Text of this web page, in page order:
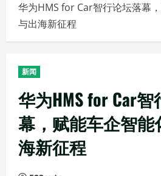
华为HMS for Car智行论坛落幕
与出海新征程
新闻
华为HMS for Car
幕，赋能车企智能
海新征程